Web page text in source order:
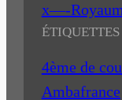
x—-
ÉTIQUETTES
4ème de
Ambafrance